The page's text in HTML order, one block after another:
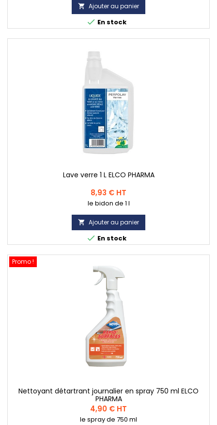
 Ajouter au panier
 En stock
Lave verre 1 L ELCO PHARMA
Prix
8,93 € HT
le bidon de 1 l
 Ajouter au panier
 En stock
Promo !
Nettoyant détartrant journalier en spray 750 ml ELCO
PHARMA
Prix
4,90 € HT
le spray de 750 ml